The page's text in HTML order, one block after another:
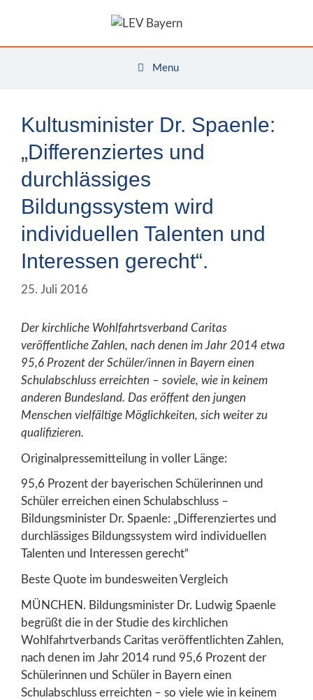
Menu
Kultusminister Dr. Spaenle:
„Differenziertes und
durchlässiges
Bildungssystem wird
individuellen Talenten und
Interessen gerecht“.
25. Juli 2016
Der kirchliche Wohlfahrtsverband Caritas
veröffentliche Zahlen, nach denen im Jahr 2014 etwa
95,6 Prozent der Schüler/innen in Bayern einen
Schulabschluss erreichten – soviele, wie in keinem
anderen Bundesland. Das eröffent den jungen
Menschen vielfältige Möglichkeiten, sich weiter zu
qualifizieren.
Originalpressemitteilung in voller Länge:
95,6 Prozent der bayerischen Schülerinnen und
Schüler erreichen einen Schulabschluss –
Bildungsminister Dr. Spaenle: „Differenziertes und
durchlässiges Bildungssystem wird individuellen
Talenten und Interessen gerecht“
Beste Quote im bundesweiten Vergleich
MÜNCHEN. Bildungsminister Dr. Ludwig Spaenle
begrüßt die in der Studie des kirchlichen
Wohlfahrtverbands Caritas veröffentlichten Zahlen,
nach denen im Jahr 2014 rund 95,6 Prozent der
Schülerinnen und Schüler in Bayern einen
Schulabschluss erreichten – so viele wie in keinem